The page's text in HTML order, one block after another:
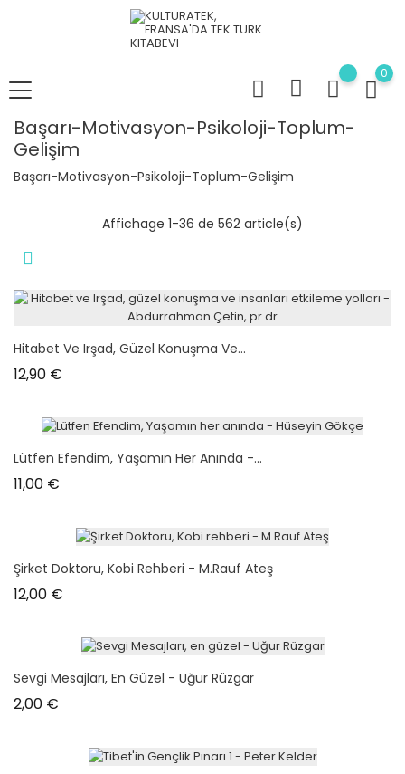
0
Başarı-Motivasyon-Psikoloji-Toplum-
Gelişim
Başarı-Motivasyon-Psikoloji-Toplum-Gelişim
Affichage 1-36 de 562 article(s)
Hitabet Ve Irşad, Güzel Konuşma Ve...
12,90 €
Lütfen Efendim, Yaşamın Her Anında -...
11,00 €
Şirket Doktoru, Kobi Rehberi - M.Rauf Ateş
12,00 €
Sevgi Mesajları, En Güzel - Uğur Rüzgar
2,00 €